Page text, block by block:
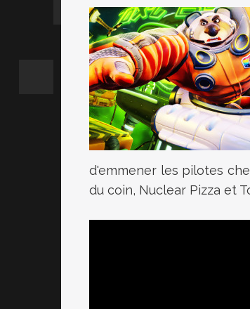
d'emmener les pilotes
du coin, Nuclear Pizza et